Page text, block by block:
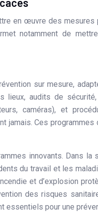
en œuvre des
notamment de
sur mesure,
lieux, audits de
caméras), et
jamais. Ces
innovants. Dans la
du travail et les
et d’explosion
des risques
essentiels pour une